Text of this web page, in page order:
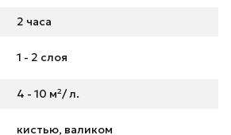
2 часа
1 - 2 слоя
4 - 10 м²/ л.
кистью, валиком